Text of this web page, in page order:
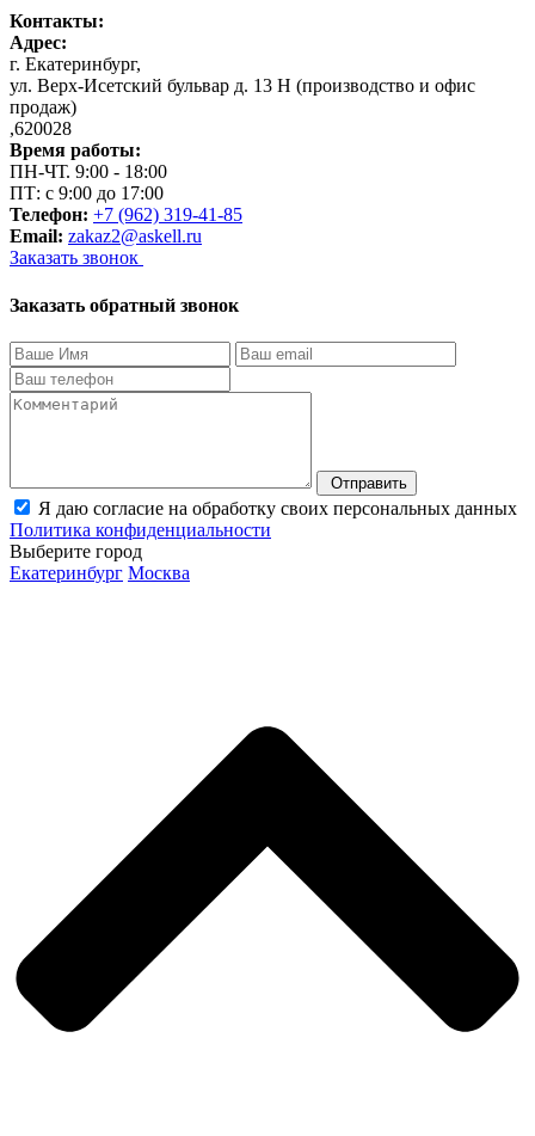
Контакты:
Адрес:
г. Екатеринбург,
ул. Верх-Исетский бульвар д. 13 Н (производство и офис
продаж)
,620028
Время работы:
ПН-ЧТ. 9:00 - 18:00
ПТ: с 9:00 до 17:00
Телефон: +7 (962) 319-41-85
Email: zakaz2@askell.ru
Заказать звонок
Заказать обратный звонок
Отправить
Я даю согласие на обработку своих персональных данных
Политика конфиденциальности
Выберите город
Екатеринбург Москва